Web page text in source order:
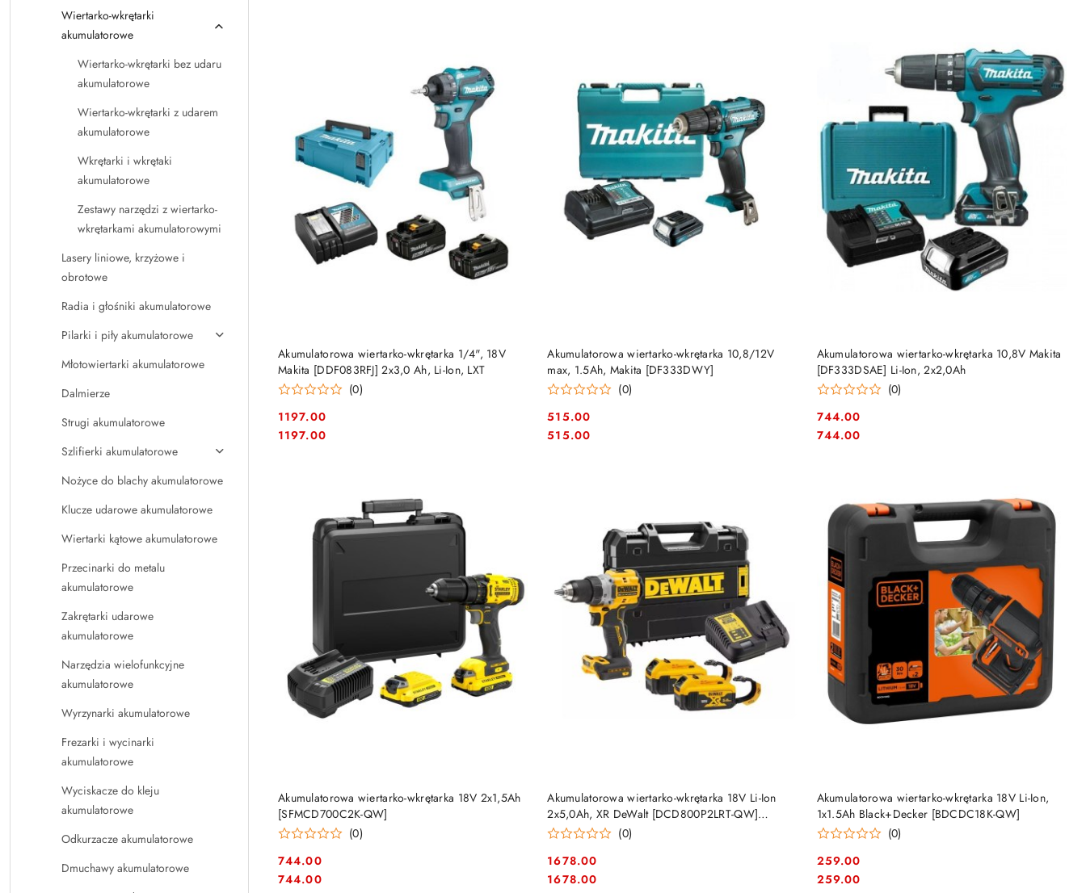
Wiertarko-wkrętarki
akumulatorowe
Wiertarko-wkrętarki bez udaru
akumulatorowe
Wiertarko-wkrętarki z udarem
akumulatorowe
Wkrętarki i wkrętaki
akumulatorowe
Zestawy narzędzi z wiertarko-
wkrętarkami akumulatorowymi
Lasery liniowe, krzyżowe i
obrotowe
Radia i głośniki akumulatorowe
Pilarki i piły akumulatorowe
Młotowiertarki akumulatorowe
Dalmierze
Strugi akumulatorowe
Szlifierki akumulatorowe
Nożyce do blachy akumulatorowe
Klucze udarowe akumulatorowe
Wiertarki kątowe akumulatorowe
Przecinarki do metalu
akumulatorowe
Zakrętarki udarowe
akumulatorowe
Narzędzia wielofunkcyjne
akumulatorowe
Wyrzynarki akumulatorowe
Frezarki i wycinarki
akumulatorowe
Wyciskacze do kleju
akumulatorowe
Odkurzacze akumulatorowe
Dmuchawy akumulatorowe
Akumulatorowa wiertarko-wkrętarka 1/4", 18V
Makita [DDF083RFJ] 2x3,0 Ah, Li-Ion, LXT
(0)
Cena:
1197.00
Cena:
1197.00
DO KOSZYKA
Akumulatorowa wiertarko-wkrętarka 10,8/12V
max, 1.5Ah, Makita [DF333DWY]
(0)
Cena:
515.00
Cena:
515.00
DO KOSZYKA
Akumulatorowa wiertarko-wkrętarka 10,8V Makita
[DF333DSAE] Li-Ion, 2x2,0Ah
(0)
Cena:
744.00
Cena:
744.00
DO KOSZYKA
Akumulatorowa wiertarko-wkrętarka 18V 2x1,5Ah
[SFMCD700C2K-QW]
(0)
Cena:
744.00
Cena:
744.00
DO KOSZYKA
Akumulatorowa wiertarko-wkrętarka 18V Li-Ion
2x5,0Ah, XR DeWalt [DCD800P2LRT-QW]
LANYARD READY
(0)
Cena:
1678.00
Cena:
1678.00
DO KOSZYKA
Akumulatorowa wiertarko-wkrętarka 18V Li-Ion,
1x1.5Ah Black+Decker [BDCDC18K-QW]
(0)
Cena:
259.00
Cena:
259.00
DO KOSZYKA